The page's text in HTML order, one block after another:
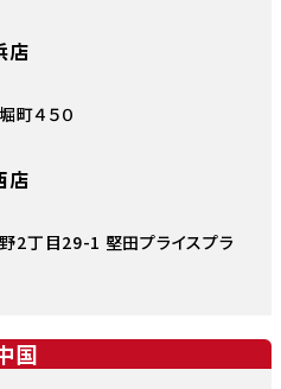
店
町４５０
店
2丁目29-1 堅田プライスプラ
国